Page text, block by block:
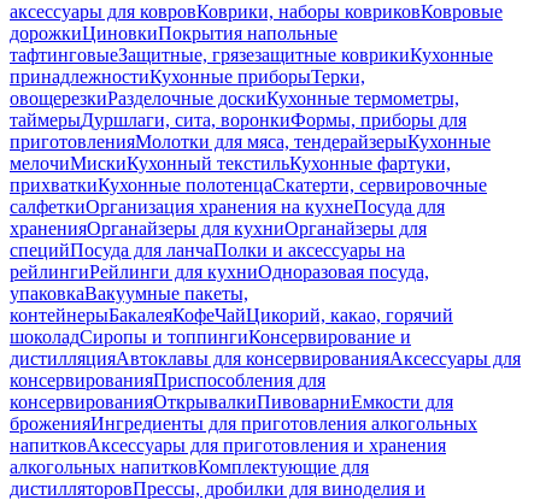
аксессуары для ковровКоврики, наборы ковриковКовровые
дорожкиЦиновкиПокрытия напольные
тафтинговыеЗащитные, грязезащитные коврикиКухонные
принадлежностиКухонные приборыТерки,
овощерезкиРазделочные доскиКухонные термометры,
таймерыДуршлаги, сита, воронкиФормы, приборы для
приготовленияМолотки для мяса, тендерайзерыКухонные
мелочиМискиКухонный текстильКухонные фартуки,
прихваткиКухонные полотенцаСкатерти, сервировочные
салфеткиОрганизация хранения на кухнеПосуда для
храненияОрганайзеры для кухниОрганайзеры для
специйПосуда для ланчаПолки и аксессуары на
рейлингиРейлинги для кухниОдноразовая посуда,
упаковкаВакуумные пакеты,
контейнерыБакалеяКофеЧайЦикорий, какао, горячий
шоколадСиропы и топпингиКонсервирование и
дистилляцияАвтоклавы для консервированияАксессуары для
консервированияПриспособления для
консервированияОткрывалкиПивоварниЕмкости для
броженияИнгредиенты для приготовления алкогольных
напитковАксессуары для приготовления и хранения
алкогольных напитковКомплектующие для
дистилляторовПрессы, дробилки для виноделия и